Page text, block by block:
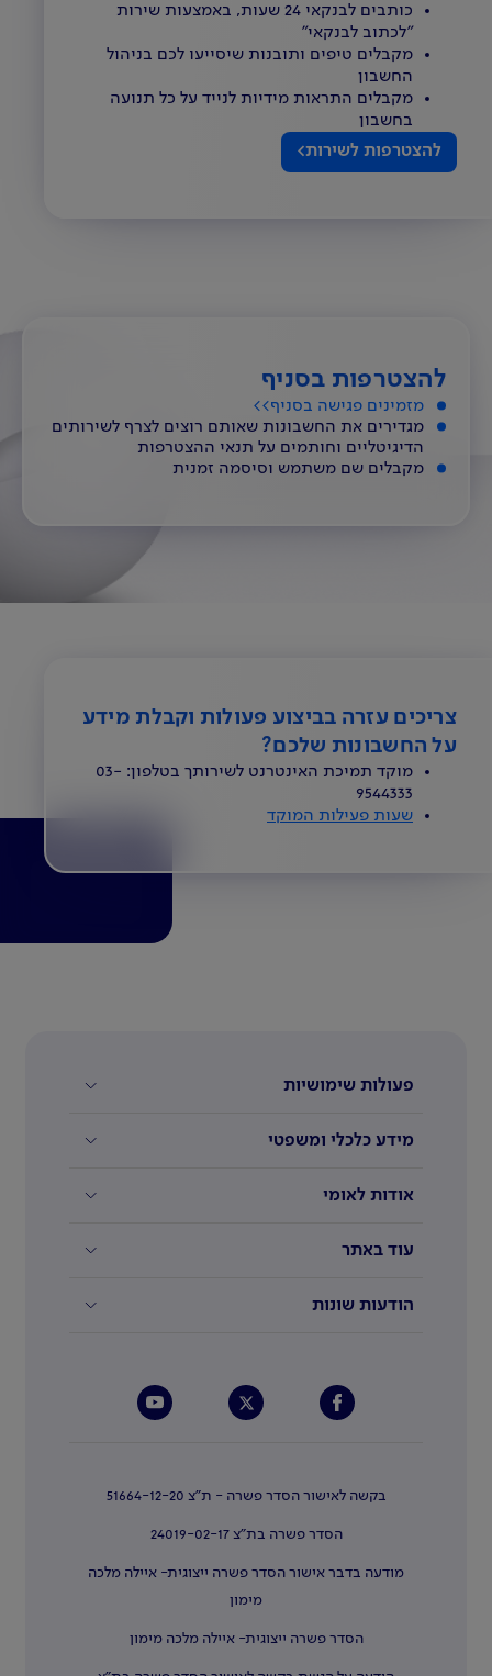
כותבים לבנקאי 24 שעות, באמצעות שירות
"לכתוב לבנקאי"
מקבלים טיפים ותובנות שיסייעו לכם בניהול
החשבון
מקבלים התראות מידיות לנייד על כל תנועה
בחשבון
להצטרפות לשירות
להצטרפות בסניף
מזמינים פגישה בסניף>>
מגדירים את החשבונות שאותם רוצים לצרף לשירותים
הדיגיטליים וחותמים על תנאי ההצטרפות
מקבלים שם משתמש וסיסמה זמנית
צריכים עזרה בביצוע פעולות וקבלת מידע
על החשבונות שלכם?
מוקד תמיכת האינטרנט לשירותך בטלפון: 03-
9544333
שעות פעילות המוקד
פעולות שימושיות
מידע כלכלי ומשפטי
אודות לאומי
עוד באתר
הודעות שונות
בקשה לאישור הסדר פשרה - ת"צ 51664-12-20
הסדר פשרה בת"צ 24019-02-17
מודעה בדבר אישור הסדר פשרה ייצוגית- איילה מלכה
מימון
הסדר פשרה ייצוגית- איילה מלכה מימון